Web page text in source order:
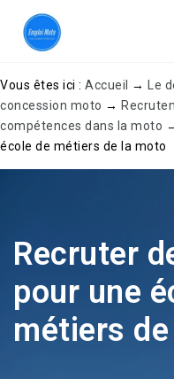
Vous êtes ici : Accueil →
Le
concession moto →
compétences dans la moto
école de métiers de la moto
Recruter
pour une
métiers